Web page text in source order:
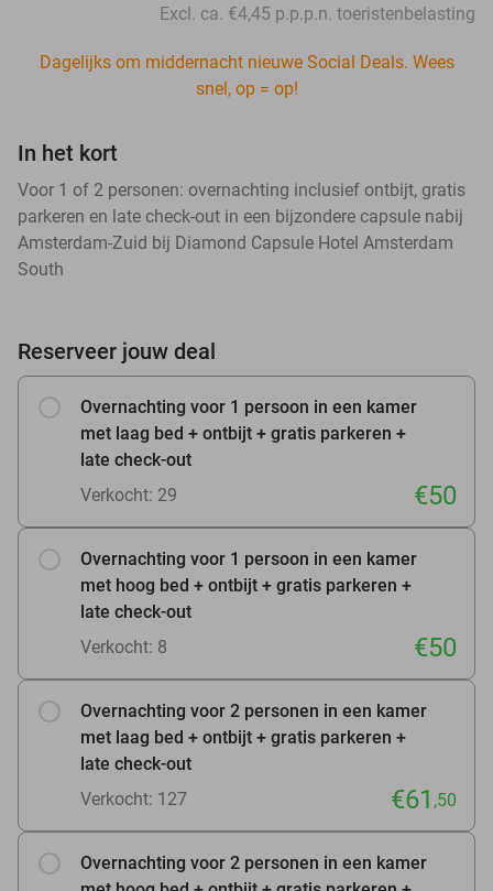
Excl. ca. €4,45 p.p.p.n. toeristenbelasting
Dagelijks om middernacht nieuwe Social Deals. Wees
snel, op = op!
In het kort
Voor 1 of 2 personen: overnachting inclusief ontbijt, gratis
parkeren en late check-out in een bijzondere capsule nabij
Amsterdam-Zuid bij Diamond Capsule Hotel Amsterdam
South
Reserveer jouw deal
Overnachting voor 1 persoon in een kamer
met laag bed + ontbijt + gratis parkeren +
late check-out
Verkocht: 29
€50
Overnachting voor 1 persoon in een kamer
met hoog bed + ontbijt + gratis parkeren +
late check-out
Verkocht: 8
€50
Overnachting voor 2 personen in een kamer
met laag bed + ontbijt + gratis parkeren +
late check-out
Verkocht: 127
€61 ,50
Overnachting voor 2 personen in een kamer